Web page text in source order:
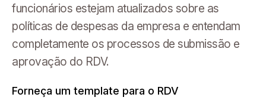
funcionários estejam atualizados sobre as
políticas de despesas da empresa e entendam
completamente os processos de submissão e
aprovação do RDV.
Forneça um template para o RDV